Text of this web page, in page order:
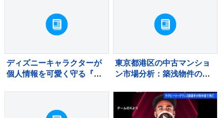
ディズニーキャラクターが
個人情報を可愛く守る『カ
東京都港区の中古マンショ
ン市場分析：築浅物件の滞